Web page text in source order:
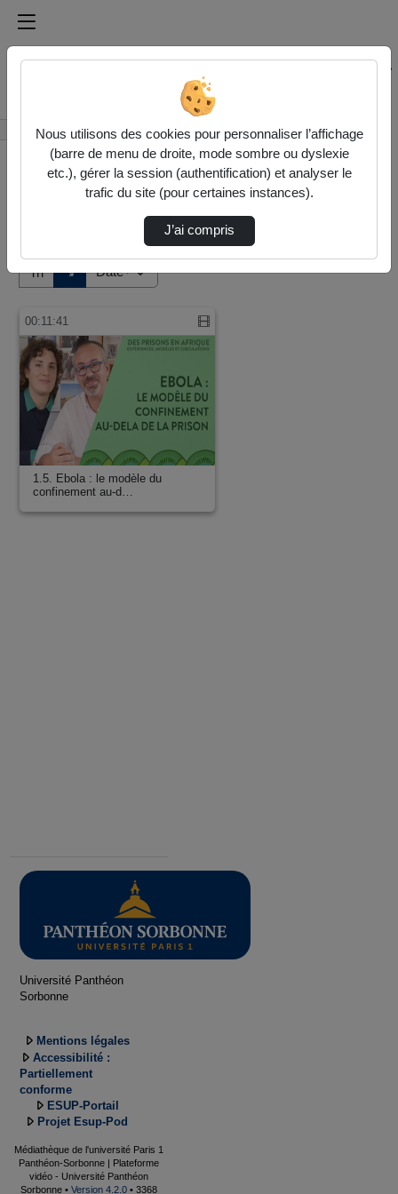
Médiathèque de l'université Paris
Rechercher un média sur Médiathèque de l'université
Accueil Vidéos
Tri ↘
00:11:41
1.5. Ebola : le modèle du
confinement au-d…
Université Panthéon
Sorbonne
Mentions légales
Accessibilité :
Partiellement
conforme
ESUP-Portail
Projet Esup-Pod
Médiathèque de l'université Paris 1
Panthéon-Sorbonne | Plateforme
vidéo - Université Panthéon
Sorbonne • Version 4.2.0 • 3368
Nous utilisons des cookies pour personnaliser l’affichage
(barre de menu de droite, mode sombre ou dyslexie
etc.), gérer la session (authentification) et analyser le
trafic du site (pour certaines instances).
J’ai compris